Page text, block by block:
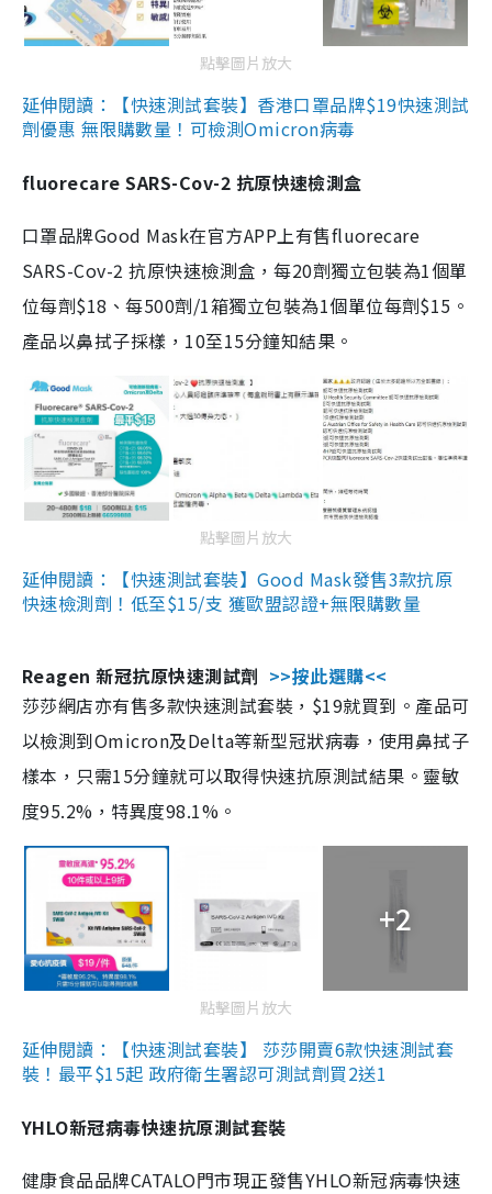
點擊圖片放大
延伸閱讀：【快速測試套裝】香港口罩品牌$19快速測試
劑優惠 無限購數量！可檢測Omicron病毒
fluorecare SARS-Cov-2 抗原快速檢測盒
口罩品牌Good Mask在官方APP上有售fluorecare
SARS-Cov-2 抗原快速檢測盒，每20劑獨立包裝為1個單
位每劑$18、每500劑/1箱獨立包裝為1個單位每劑$15。
產品以鼻拭子採樣，10至15分鐘知結果。
點擊圖片放大
延伸閱讀：【快速測試套裝】Good Mask發售3款抗原
快速檢測劑！低至$15/支 獲歐盟認證+無限購數量
Reagen 新冠抗原快速測試劑 >>按此選購<<
莎莎網店亦有售多款快速測試套裝，$19就買到。產品可
以檢測到Omicron及Delta等新型冠狀病毒，使用鼻拭子
樣本，只需15分鐘就可以取得快速抗原測試結果。靈敏
度95.2%，特異度98.1%。
+2
點擊圖片放大
延伸閱讀：【快速測試套裝】 莎莎開賣6款快速測試套
裝！最平$15起 政府衛生署認可測試劑買2送1
YHLO新冠病毒快速抗原測試套裝
健康食品品牌CATALO門市現正發售YHLO新冠病毒快速